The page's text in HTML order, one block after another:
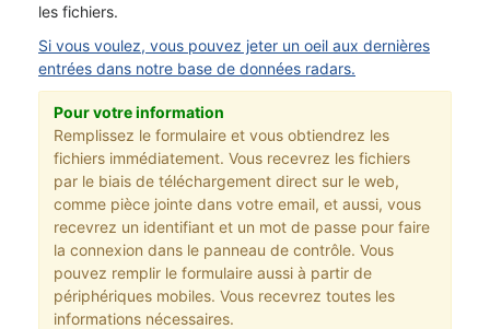
les fichiers.
Si vous voulez, vous pouvez jeter un oeil aux dernières
entrées dans notre base de données radars.
Pour votre information
Remplissez le formulaire et vous obtiendrez les
fichiers immédiatement. Vous recevrez les fichiers
par le biais de téléchargement direct sur le web,
comme pièce jointe dans votre email, et aussi, vous
recevrez un identifiant et un mot de passe pour faire
la connexion dans le panneau de contrôle. Vous
pouvez remplir le formulaire aussi à partir de
périphériques mobiles. Vous recevrez toutes les
informations nécessaires.